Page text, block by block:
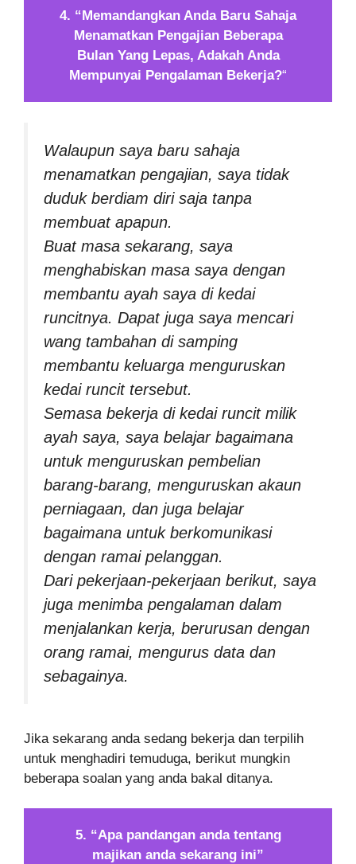
4. “Memandangkan Anda Baru Sahaja
Menamatkan Pengajian Beberapa
Bulan Yang Lepas, Adakah Anda
Mempunyai Pengalaman Bekerja?“
Walaupun saya baru sahaja
menamatkan pengajian, saya tidak
duduk berdiam diri saja tanpa
membuat apapun.
Buat masa sekarang, saya
menghabiskan masa saya dengan
membantu ayah saya di kedai
runcitnya. Dapat juga saya mencari
wang tambahan di samping
membantu keluarga menguruskan
kedai runcit tersebut.
Semasa bekerja di kedai runcit milik
ayah saya, saya belajar bagaimana
untuk menguruskan pembelian
barang-barang, menguruskan akaun
perniagaan, dan juga belajar
bagaimana untuk berkomunikasi
dengan ramai pelanggan.
Dari pekerjaan-pekerjaan berikut, saya
juga menimba pengalaman dalam
menjalankan kerja, berurusan dengan
orang ramai, mengurus data dan
sebagainya.
Jika sekarang anda sedang bekerja dan terpilih
untuk menghadiri temuduga, berikut mungkin
beberapa soalan yang anda bakal ditanya.
5. “Apa pandangan anda tentang
majikan anda sekarang ini”